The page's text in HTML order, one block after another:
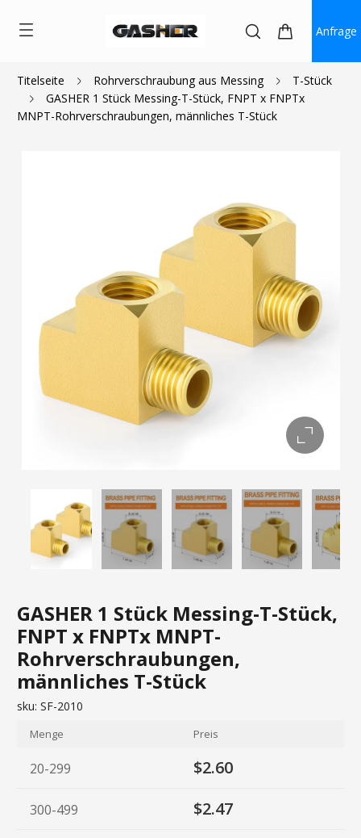
Anfrage
Titelseite Rohrverschraubung aus Messing
T-Stück
GASHER 1 Stück Messing-T-Stück, FNPT x FNPTx
MNPT-Rohrverschraubungen, männliches T-Stück
GASHER 1 Stück Messing-T-Stück,
FNPT x FNPTx MNPT-
Rohrverschraubungen,
männliches T-Stück
$2.60
sku: SF-2010
Menge Preis
20-299 $2.60
300-499 $2.47